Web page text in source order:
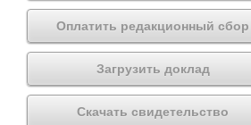
Оплатить редакционный сбор
Загрузить доклад
Скачать свидетельство